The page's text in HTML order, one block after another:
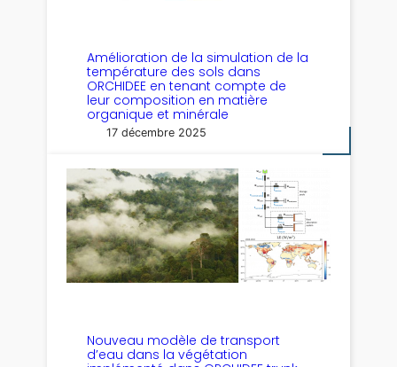
Amélioration de la simulation de la
température des sols dans
ORCHIDEE en tenant compte de
leur composition en matière
organique et minérale
17 décembre 2025
Nouveau modèle de transport
d’eau dans la végétation